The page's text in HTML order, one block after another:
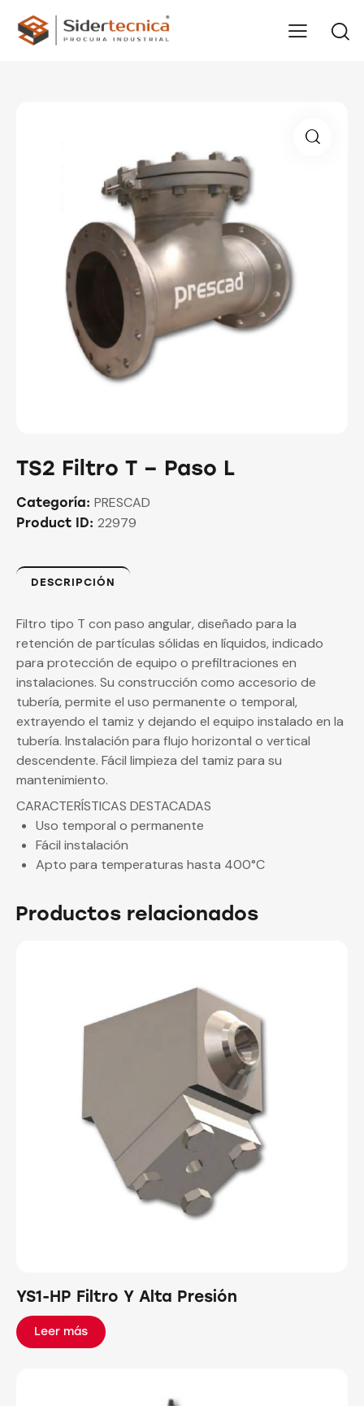
TS2 Filtro T – Paso L
Categoría: PRESCAD
Product ID: 22979
DESCRIPCIÓN
Filtro tipo T con paso angular, diseñado para la
retención de partículas sólidas en líquidos, indicado
para protección de equipo o prefiltraciones en
instalaciones. Su construcción como accesorio de
tubería, permite el uso permanente o temporal,
extrayendo el tamiz y dejando el equipo instalado en la
tubería. Instalación para flujo horizontal o vertical
descendente. Fácil limpieza del tamiz para su
mantenimiento.
CARACTERÍSTICAS DESTACADAS
Uso temporal o permanente
Fácil instalación
Apto para temperaturas hasta 400°C
Productos relacionados
YS1-HP Filtro Y Alta Presión
Leer más